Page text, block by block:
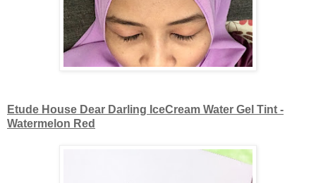
Etude House Dear Darling IceCream Water Gel Tint -
Watermelon Red